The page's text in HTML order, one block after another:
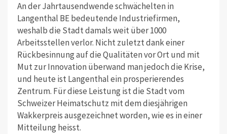
An der Jahrtausendwende schwächelten in
Langenthal BE bedeutende Industriefirmen,
weshalb die Stadt damals weit über 1000
Arbeitsstellen verlor. Nicht zuletzt dank einer
Rückbesinnung auf die Qualitäten vor Ort und mit
Mut zur Innovation überwand man jedoch die Krise,
und heute ist Langenthal ein prosperierendes
Zentrum. Für diese Leistung ist die Stadt vom
Schweizer Heimatschutz mit dem diesjährigen
Wakkerpreis ausgezeichnet worden, wie es in einer
Mitteilung heisst.